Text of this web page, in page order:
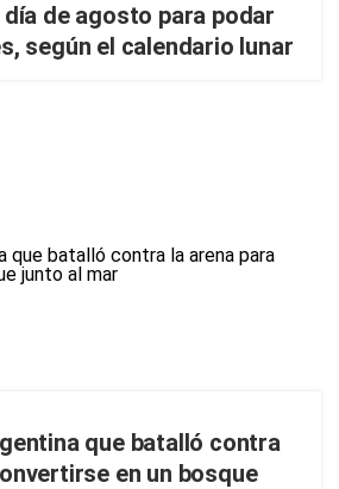
día de agosto para podar
según el calendario lunar
que batalló contra
en un bosque